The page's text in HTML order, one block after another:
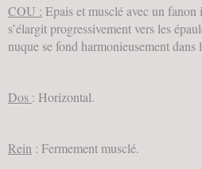
COU : Epais et musclé avec un
s’élargit progressivement vers les
nuque se fond harmonieusement dans
Dos : Horizontal.
Rein : Fermement musclé.